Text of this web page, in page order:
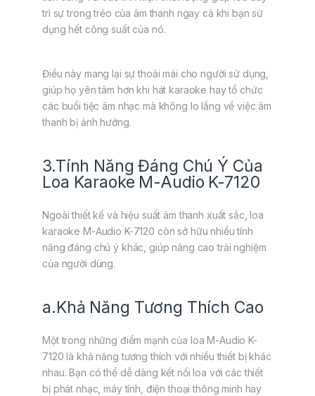
trì sự trong trẻo của âm thanh ngay cả khi bạn sử
dụng hết công suất của nó.
Điều này mang lại sự thoải mái cho người sử dụng,
giúp họ yên tâm hơn khi hát karaoke hay tổ chức
các buổi tiệc âm nhạc mà không lo lắng về việc âm
thanh bị ảnh hưởng.
3.Tính Năng Đáng Chú Ý Của
Loa Karaoke M-Audio K-7120
Ngoài thiết kế và hiệu suất âm thanh xuất sắc, loa
karaoke M-Audio K-7120 còn sở hữu nhiều tính
năng đáng chú ý khác, giúp nâng cao trải nghiệm
của người dùng.
a.Khả Năng Tương Thích Cao
Một trong những điểm mạnh của loa M-Audio K-
7120 là khả năng tương thích với nhiều thiết bị khác
nhau. Bạn có thể dễ dàng kết nối loa với các thiết
bị phát nhạc, máy tính, điện thoại thông minh hay